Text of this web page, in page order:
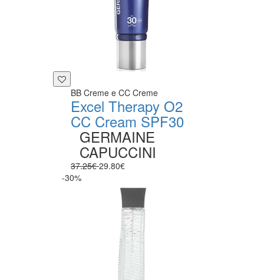
BB Creme e CC Creme
Excel Therapy O2
CC Cream SPF30
GERMAINE
CAPUCCINI
37.25€29.80€
-30%